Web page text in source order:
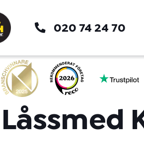
020 74 24 70
Låssmed